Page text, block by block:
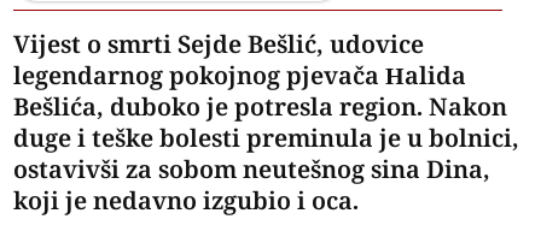
Vijest o smrti Sejde Bešlić, udovice
legendarnog pokojnog pjevača Halida
Bešlića, duboko je potresla region. Nakon
duge i teške bolesti preminula je u bolnici,
ostavivši za sobom neutešnog sina Dina,
koji je nedavno izgubio i oca.